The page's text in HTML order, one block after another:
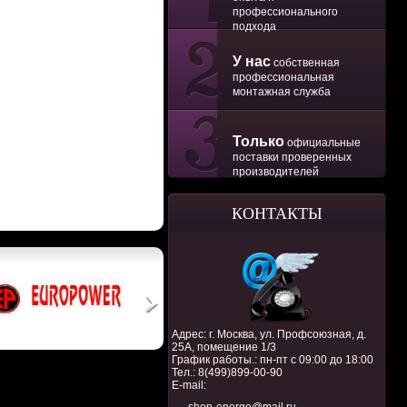
профессионального
подхода
У нас собственная
профессиональная
монтажная служба
Только официальные
поставки проверенных
производителей
КОНТАКТЫ
Адрес: г. Москва, ул. Профсоюзная, д.
25А, помещение 1/3
График работы.: пн-пт с 09:00 до 18:00
Тел.: 8(499)899-00-90
E-mail: